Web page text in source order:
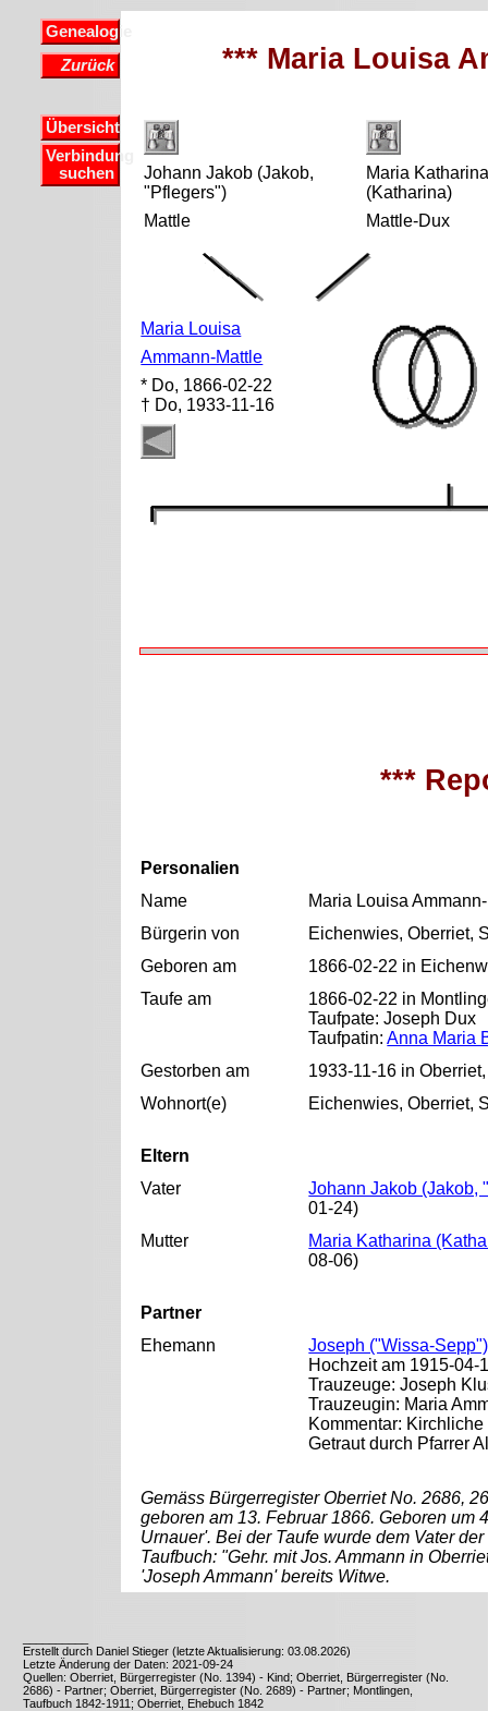
Genealogie
Zurück
Übersicht
Verbindung
suchen
*** Maria Louisa
Johann Jakob (Jakob,
"Pflegers")
Mattle
Maria
(Katharina)
Mattle-Dux
Maria Louisa
Ammann-Mattle
* Do, 1866-02-22
† Do, 1933-11-16
***
Personalien
Name
Maria Louisa
Bürgerin von
Eichenwies, Oberriet,
Geboren am
1866-02-22 in
Taufe am
1866-02-22 in
Taufpate: Joseph Dux
Taufpatin:Anna Maria
Gestorben am
1933-11-16 in
Wohnort(e)
Eichenwies, Oberriet,
Eltern
Vater
Johann Jakob (Jakob,
01-24)
Mutter
Maria Katharina
08-06)
Partner
Ehemann
Joseph ("Wissa-
Hochzeit am 1915-04-
Trauzeuge: Joseph
Trauzeugin: Maria
Kommentar:
Getraut durch Pfarrer
Gemäss Bürgerregister Oberriet No. 2686,
geboren am 13. Februar 1866. Geboren um
Urnauer'. Bei der Taufe wurde dem Vater
Taufbuch: "Gehr. mit Jos. Ammann in
'Joseph Ammann' bereits Witwe.
Erstellt durch Daniel Stieger (letzte Aktualisierung: 03.08.2026)
Letzte Änderung der Daten: 2021-09-24
Quellen: Oberriet, Bürgerregister (No. 1394) - Kind; Oberriet, Bürgerregister (No.
2686) - Partner; Oberriet, Bürgerregister (No. 2689) - Partner; Montlingen,
Taufbuch 1842-1911; Oberriet, Ehebuch 1842